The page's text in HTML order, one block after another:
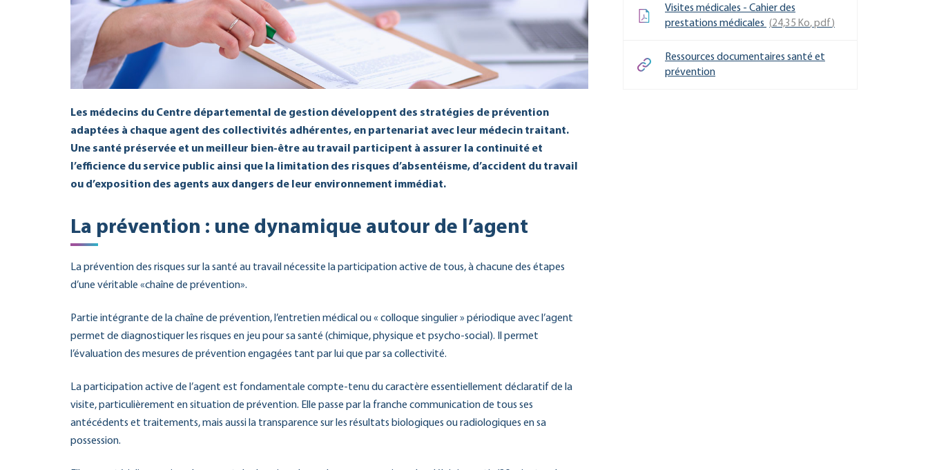
Les médecins du Centre départemental de gestion développent des stratégies de prévention
adaptées à chaque agent des collectivités adhérentes, en partenariat avec leur médecin traitant.
Une santé préservée et un meilleur bien-être au travail participent à assurer la continuité et
l’efficience du service public ainsi que la limitation des risques d’absentéisme, d’accident du travail
ou d’exposition des agents aux dangers de leur environnement immédiat.
La prévention : une dynamique autour de l’agent
La prévention des risques sur la santé au travail nécessite la participation active de tous, à chacune des étapes
d’une véritable «chaîne de prévention».
Partie intégrante de la chaîne de prévention, l’entretien médical ou « colloque singulier » périodique avec l’agent
permet de diagnostiquer les risques en jeu pour sa santé (chimique, physique et psycho-social). Il permet
l’évaluation des mesures de prévention engagées tant par lui que par sa collectivité.
La participation active de l’agent est fondamentale compte-tenu du caractère essentiellement déclaratif de la
visite, particulièrement en situation de prévention. Elle passe par la franche communication de tous ses
antécédents et traitements, mais aussi la transparence sur les résultats biologiques ou radiologiques en sa
possession.
Visites médicales - Cahier des
prestations médicales
24,35 Ko, pdf
Ressources documentaires santé et
prévention